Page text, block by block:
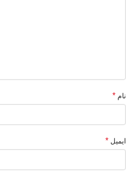
نام *
ایمیل *